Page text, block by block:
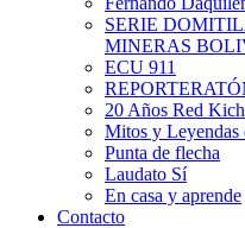
SERIE
MINERAS
ECU 911
20 Años Red
Mitos y Leyendas
Punta de flecha
Laudato Sí
En casa y aprende
Contacto